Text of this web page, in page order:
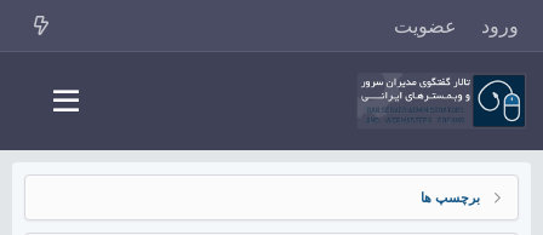
ورود عضویت
برچسپ ها